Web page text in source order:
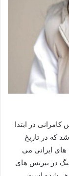
در ابتدا
که در تاریخ
های ایرانی می
در بیزنس های